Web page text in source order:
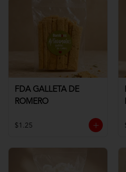
FDA GALLETA DE
ROMERO
$1.25